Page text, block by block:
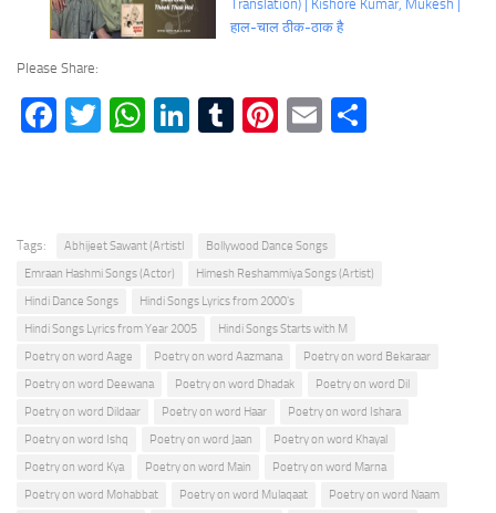
Translation) | Kishore Kumar, Mukesh |
हाल-चाल ठीक-ठाक है
Please Share:
Facebook
TwitterWhatsApp
LinkedIn
Tumblr
Pinterest
Email
Tags: Abhijeet Sawant (ArtistI
Bollywood Dance Songs
Emraan Hashmi Songs (Actor)
Himesh Reshammiya Songs (Artist)
Hindi Dance Songs
Hindi Songs Lyrics from 2000's
Hindi Songs Lyrics from Year 2005
Hindi Songs Starts with M
Poetry on word Aage
Poetry on word Aazmana
Poetry on word Bekaraar
Poetry on word Deewana
Poetry on word Dhadak
Poetry on word Dil
Poetry on word Dildaar
Poetry on word Haar
Poetry on word Ishara
Poetry on word Ishq
Poetry on word Jaan
Poetry on word Khayal
Poetry on word Kya
Poetry on word Main
Poetry on word Marna
Poetry on word Mohabbat
Poetry on word Mulaqaat
Poetry on word Naam